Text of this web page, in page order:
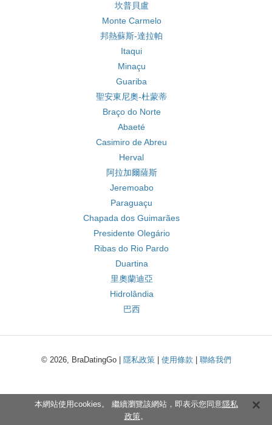
坎普貝盧
Monte Carmelo
邦熱蘇斯-達拉帕
Itaqui
Minaçu
Guariba
聖安東尼奧-杜蒙蒂
Braço do Norte
Abaeté
Casimiro de Abreu
Herval
阿拉加爾薩斯
Jeremoabo
Paraguaçu
Chapada dos Guimarães
Presidente Olegário
Ribas do Rio Pardo
Duartina
里奧蘭迪亞
Hidrolândia
巴西
© 2026, BraDatingGo | 隱私政策| 使用條款 聯絡我們
本網站使用cookies。 繼續瀏覽該網站，即表示您同意隱私
政策。